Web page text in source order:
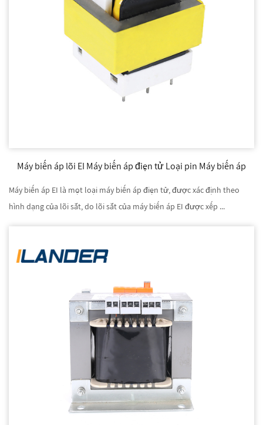
Máy biến áp lõi EI Máy biến áp điện tử Loại pin Máy biến áp
Máy biến áp EI là một loại máy biến áp điện tử, được xác định theo
hình dạng của lõi sắt, do lõi sắt của máy biến áp EI được xếp ...